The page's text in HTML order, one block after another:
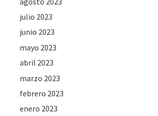
julio 2023
junio 2023
mayo 2023
abril 2023
marzo 2023
febrero 2023
enero 2023